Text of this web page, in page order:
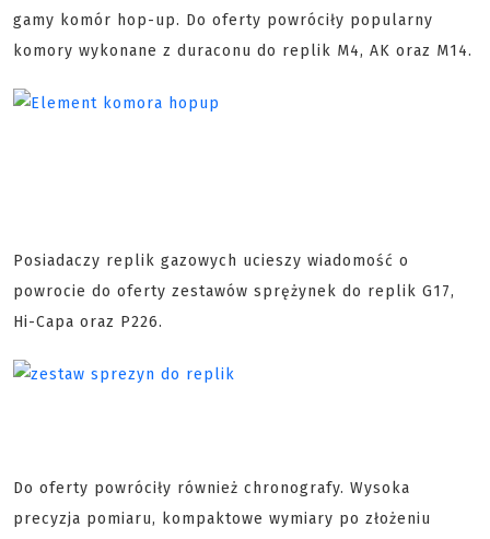
gamy komór hop-up. Do oferty powróciły popularny
komory wykonane z duraconu do replik M4, AK oraz M14.
Posiadaczy replik gazowych ucieszy wiadomość o
powrocie do oferty zestawów sprężynek do replik G17,
Hi-Capa oraz P226.
Do oferty powróciły również chronografy. Wysoka
precyzja pomiaru, kompaktowe wymiary po złożeniu